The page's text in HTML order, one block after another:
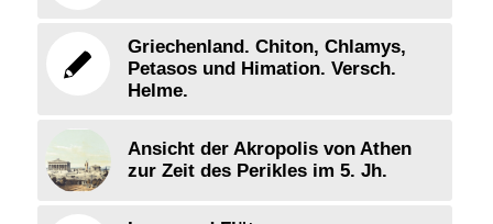
Griechenland. Chiton, Chlamys,
Petasos und Himation. Versch.
Helme.
Ansicht der Akropolis von Athen
zur Zeit des Perikles im 5. Jh.